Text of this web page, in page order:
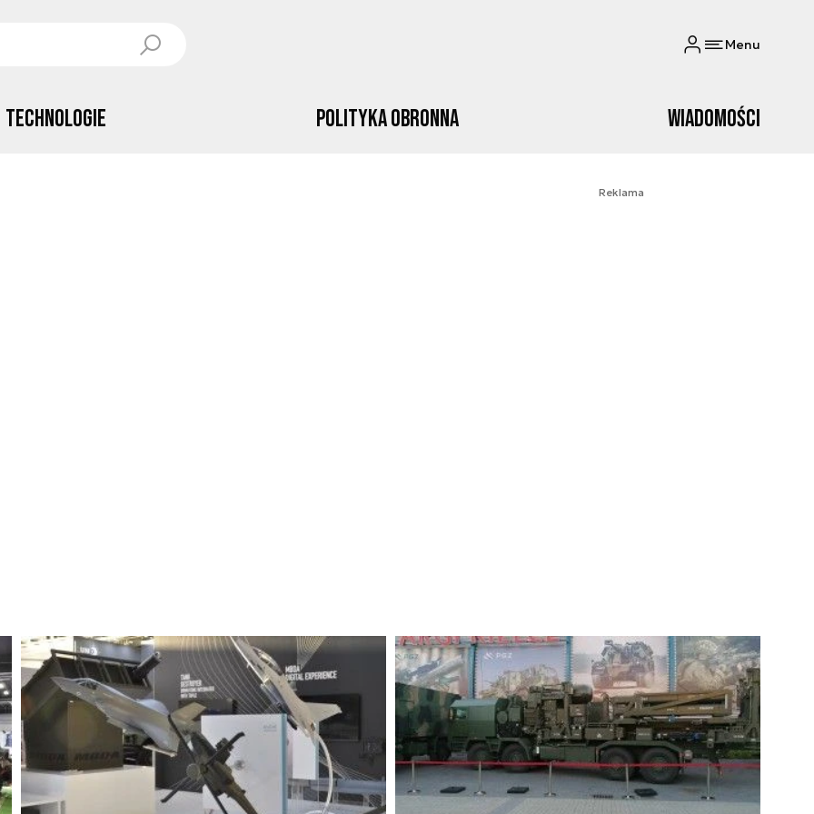
Menu
Technologie Polityka obronna Wiadomości
Reklama